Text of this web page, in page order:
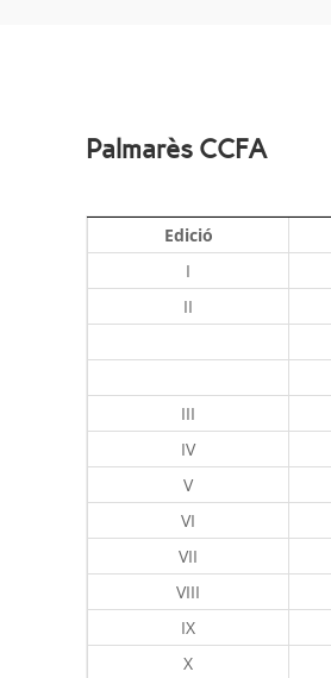
Palmarès CCFA
Edició
I
II
III
IV
V
VI
VII
VIII
IX
X